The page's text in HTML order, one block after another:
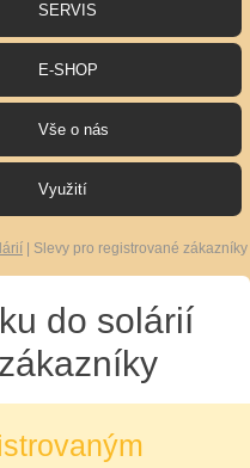
SERVIS
E-SHOP
Vše o nás
Využití
Slevy pro registrované zákazníky
do solárií